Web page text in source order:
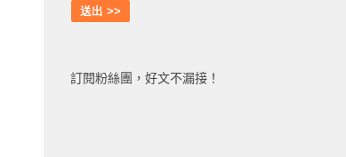
訂閱粉絲團，好文不漏接！